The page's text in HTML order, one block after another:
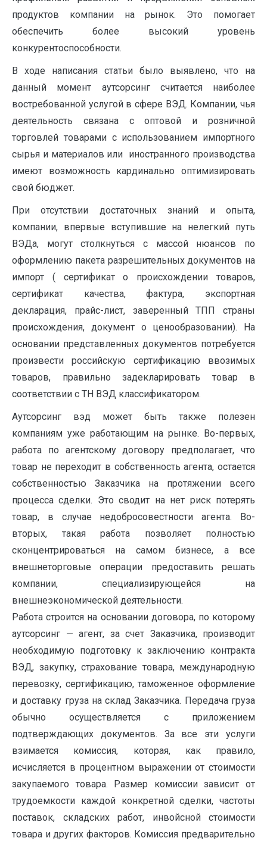
продуктов компании на рынок. Это помогает
обеспечить более высокий уровень
конкурентоспособности.
В ходе написания статьи было выявлено, что на
данный момент аутсорсинг считается наиболее
востребованной услугой в сфере ВЭД. Компании, чья
деятельность связана с оптовой и розничной
торговлей товарами с использованием импортного
сырья и материалов или иностранного производства
имеют возможность кардинально оптимизировать
свой бюджет.
При отсутствии достаточных знаний и опыта,
компании, впервые вступившие на нелегкий путь
ВЭДа, могут столкнуться с массой нюансов по
оформлению пакета разрешительных документов на
импорт ( сертификат о происхождении товаров,
сертификат качества, фактура, экспортная
декларация, прайс-лист, заверенный ТПП страны
происхождения, документ о ценообразовании). На
основании представленных документов потребуется
произвести российскую сертификацию ввозимых
товаров, правильно задекларировать товар в
соответствии с ТН ВЭД классификатором.
Аутсорсинг вэд может быть также полезен
компаниям уже работающим на рынке. Во-первых,
работа по агентскому договору предполагает, что
товар не переходит в собственность агента, остается
собственностью Заказчика на протяжении всего
процесса сделки. Это сводит на нет риск потерять
товар, в случае недобросовестности агента. Во-
вторых, такая работа позволяет полностью
сконцентрироваться на самом бизнесе, а все
внешнеторговые операции предоставить решать
компании, специализирующейся на
внешнеэкономической деятельности.
Работа строится на основании договора, по которому
аутсорсинг — агент, за счет Заказчика, производит
необходимую подготовку к заключению контракта
ВЭД, закупку, страхование товара, международную
перевозку, сертификацию, таможенное оформление
и доставку груза на склад Заказчика. Передача груза
обычно осуществляется с приложением
подтверждающих документов. За все эти услуги
взимается комиссия, которая, как правило,
исчисляется в процентном выражении от стоимости
закупаемого товара. Размер комиссии зависит от
трудоемкости каждой конкретной сделки, частоты
поставок, складских работ, инвойсной стоимости
товара и других факторов. Комиссия предварительно